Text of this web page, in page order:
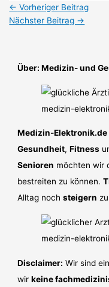
← Vorheriger Beitrag
Nächster Beitrag →
Über: Medizin- und
Medizin-Elektronik.de
Gesundheit,Fitness
Senioren möchten wir
bestreiten zu können.
Alltag nochsteigern
Disclaimer: Wir sind
wirkeine